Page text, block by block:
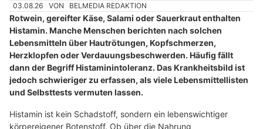
03.08.26 VON BELMEDIA REDAKTION
Rotwein, gereifter Käse, Salami oder Sauerkraut enthalten
Histamin. Manche Menschen berichten nach solchen
Lebensmitteln über Hautrötungen, Kopfschmerzen,
Herzklopfen oder Verdauungsbeschwerden. Häufig fällt
dann der Begriff Histaminintoleranz. Das Krankheitsbild ist
jedoch schwieriger zu erfassen, als viele Lebensmittellisten
und Selbsttests vermuten lassen.
Histamin ist kein Schadstoff, sondern ein lebenswichtiger
körpereigener Botenstoff. Ob über die Nahrung